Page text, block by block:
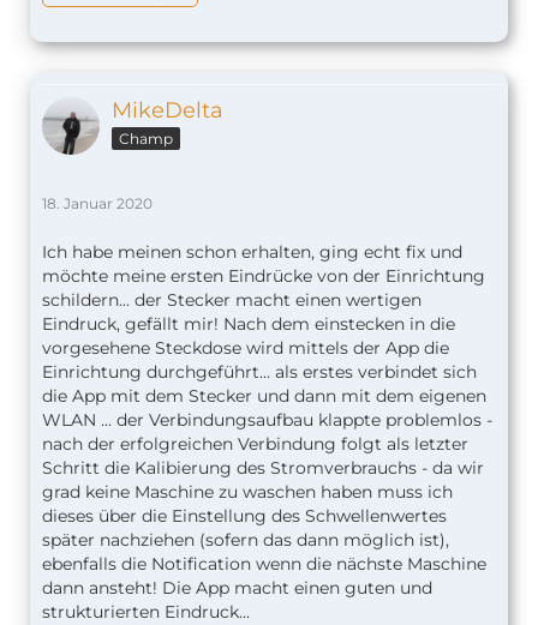
MikeDelta
Champ
18. Januar 2020
Ich habe meinen schon erhalten, ging echt fix und
möchte meine ersten Eindrücke von der Einrichtung
schildern... der Stecker macht einen wertigen
Eindruck, gefällt mir! Nach dem einstecken in die
vorgesehene Steckdose wird mittels der App die
Einrichtung durchgeführt... als erstes verbindet sich
die App mit dem Stecker und dann mit dem eigenen
WLAN ... der Verbindungsaufbau klappte problemlos -
nach der erfolgreichen Verbindung folgt als letzter
Schritt die Kalibierung des Stromverbrauchs - da wir
grad keine Maschine zu waschen haben muss ich
dieses über die Einstellung des Schwellenwertes
später nachziehen (sofern das dann möglich ist),
ebenfalls die Notification wenn die nächste Maschine
dann ansteht! Die App macht einen guten und
strukturierten Eindruck...